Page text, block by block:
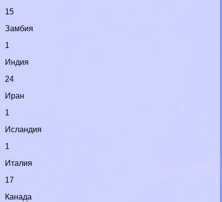
15
Замбия
1
Индия
24
Иран
1
Исландия
1
Италия
17
Канада